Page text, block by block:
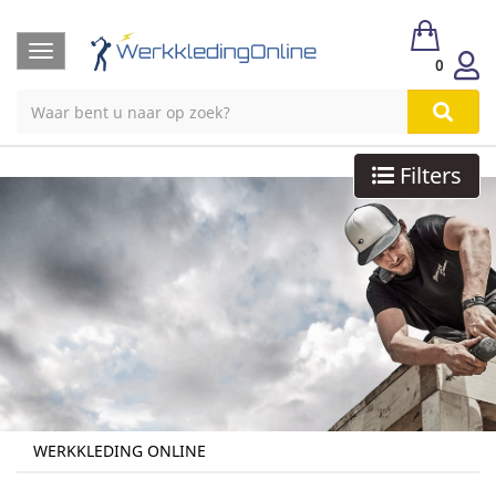
Toggle
navigation
0
WERKKLEDING ONLINE
Filters